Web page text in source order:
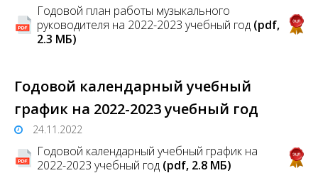
Годовой план работы музыкального
руководителя на 2022-2023 учебный год (pdf,
2.3 MБ)
Годовой календарный учебный
график на 2022-2023 учебный год
24.11.2022
Годовой календарный учебный график на
2022-2023 учебный год (pdf, 2.8 MБ)